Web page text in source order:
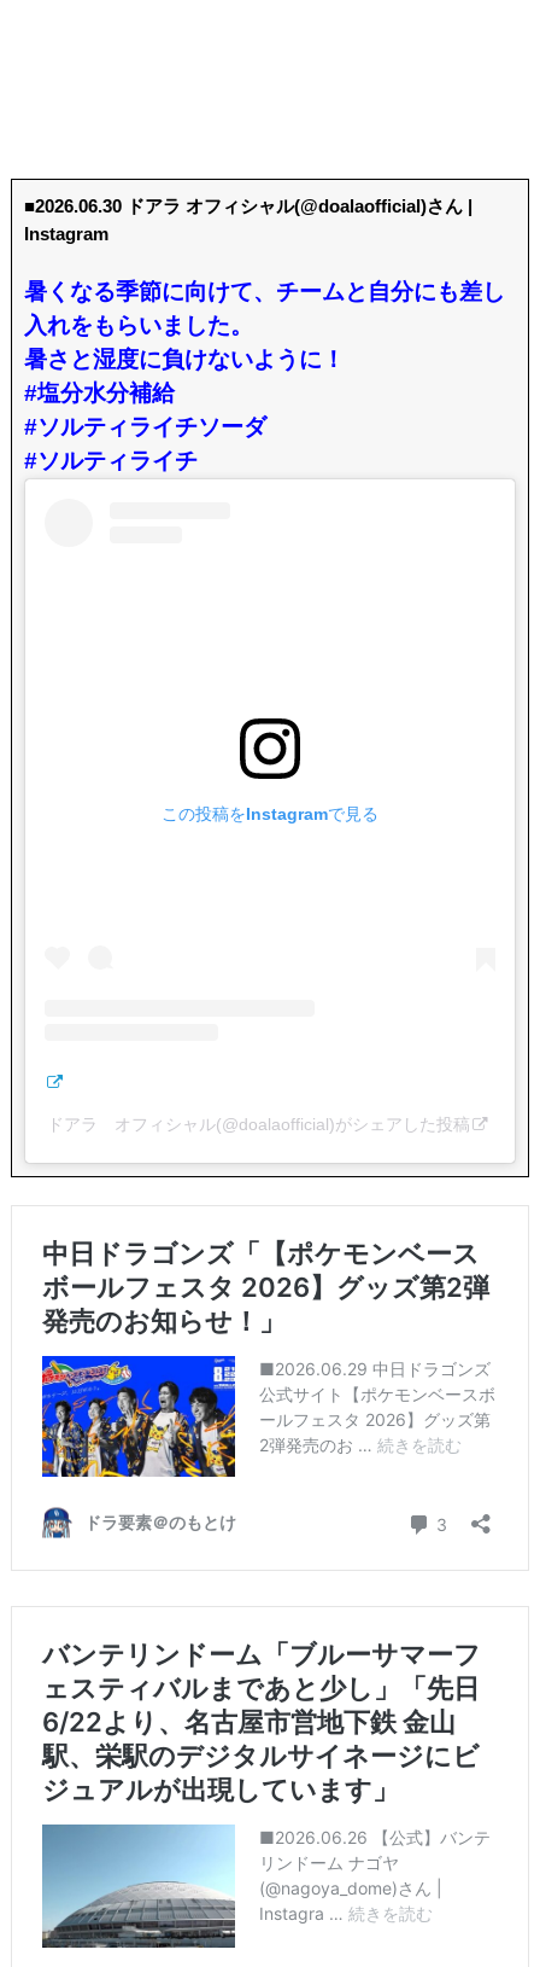
■2026.06.30 ドアラ オフィシャル(@doalaofficial)さん |
Instagram
暑くなる季節に向けて、チームと自分にも差し
入れをもらいました。
暑さと湿度に負けないように！
#塩分水分補給
#ソルティライチソーダ
#ソルティライチ
この投稿をInstagramで見る
ドアラ オフィシャル(@doalaofficial)がシェアした投稿